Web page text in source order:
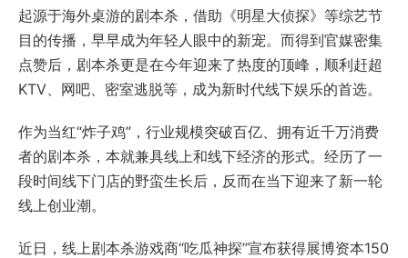
起源于海外桌游的剧本杀，借助《明星大侦探》等综艺节
目的传播，早早成为年轻人眼中的新宠。而得到官媒密集
点赞后，剧本杀更是在今年迎来了热度的顶峰，顺利赶超
KTV、网吧、密室逃脱等，成为新时代线下娱乐的首选。
作为当红“炸子鸡”，行业规模突破百亿、拥有近千万消费
者的剧本杀，本就兼具线上和线下经济的形式。经历了一
段时间线下门店的野蛮生长后，反而在当下迎来了新一轮
线上创业潮。
近日，线上剧本杀游戏商“吃瓜神探”宣布获得展博资本150